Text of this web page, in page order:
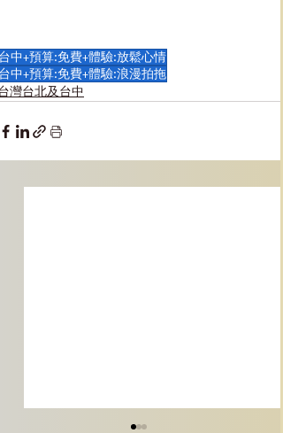
中+預算:免費+體驗:放鬆心情
中+預算:免費+體驗:浪漫拍拖
灣台北及台中